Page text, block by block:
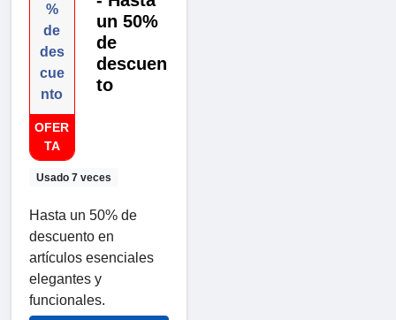
%
de
des
cue
nto
OFER
TA
Usado 7 veces
un 50%
de
descuen
to
Hasta un 50% de
descuento en
artículos esenciales
elegantes y
funcionales.